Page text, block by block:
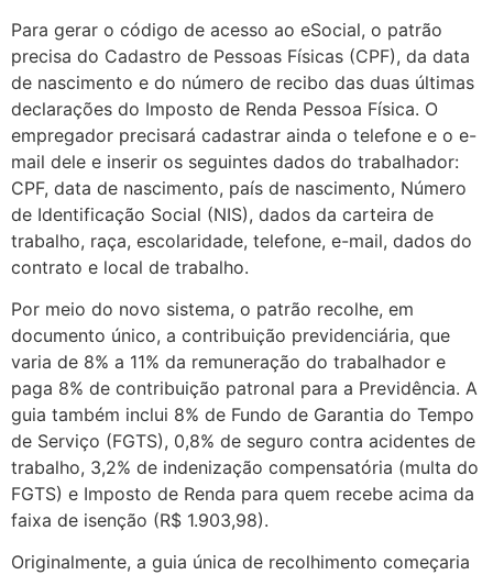
Para gerar o código de acesso ao eSocial, o patrão
precisa do Cadastro de Pessoas Físicas (CPF), da data
de nascimento e do número de recibo das duas últimas
declarações do Imposto de Renda Pessoa Física. O
empregador precisará cadastrar ainda o telefone e o e-
mail dele e inserir os seguintes dados do trabalhador:
CPF, data de nascimento, país de nascimento, Número
de Identificação Social (NIS), dados da carteira de
trabalho, raça, escolaridade, telefone, e-mail, dados do
contrato e local de trabalho.
Por meio do novo sistema, o patrão recolhe, em
documento único, a contribuição previdenciária, que
varia de 8% a 11% da remuneração do trabalhador e
paga 8% de contribuição patronal para a Previdência. A
guia também inclui 8% de Fundo de Garantia do Tempo
de Serviço (FGTS), 0,8% de seguro contra acidentes de
trabalho, 3,2% de indenização compensatória (multa do
FGTS) e Imposto de Renda para quem recebe acima da
faixa de isenção (R$ 1.903,98).
Originalmente, a guia única de recolhimento começaria